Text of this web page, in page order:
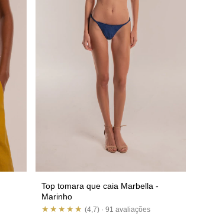
Top tomara que caia Marbella -
Marinho
★★★★★ (4,7) · 91 avaliações